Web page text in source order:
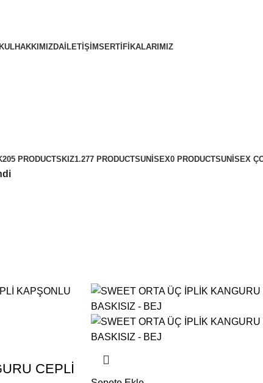
HAKKIMIZDA İLETIŞIMSERTIFIKALARIMIZ
205 PRODUCTS KIZ1.277 PRODUCTSUNISEX0 PRODUCTSUNISEX
CEPLİ